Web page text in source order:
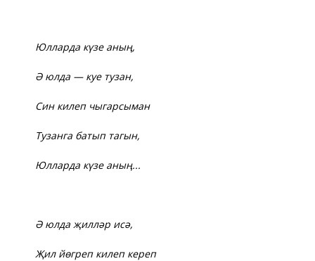
Юлларда күзе аның,
Ә юлда — куе тузан,
Син килеп чыгарсыман
Тузанга батып тагын,
Юлларда күзе аның...
Ә юлда җилләр исә,
Җил йөгреп килеп кереп